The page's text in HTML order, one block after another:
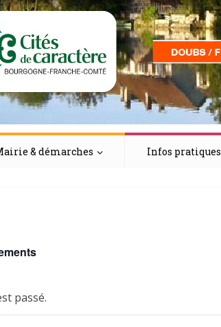
& démarches Infos pratiques
passé.